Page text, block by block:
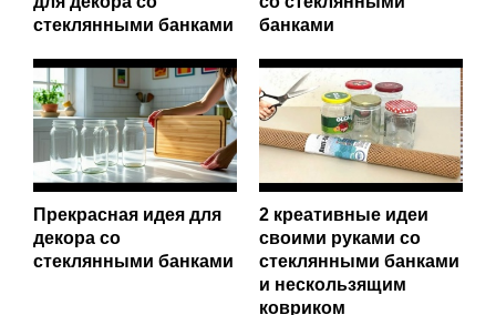
стеклянными банками
банками
Прекрасная идея для
декора со
стеклянными банками
2 креативные идеи
своими руками со
стеклянными банками
и нескользящим
ковриком